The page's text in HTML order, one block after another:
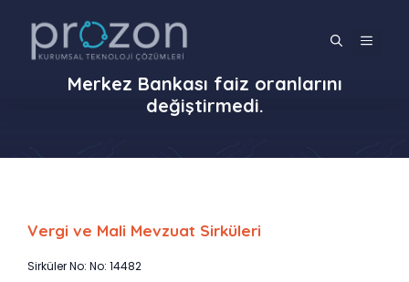
MENÜ
Merkez Bankası faiz oranlarını
değiştirmedi.
Vergi ve Mali Mevzuat Sirküleri
Sirküler No: No: 14482